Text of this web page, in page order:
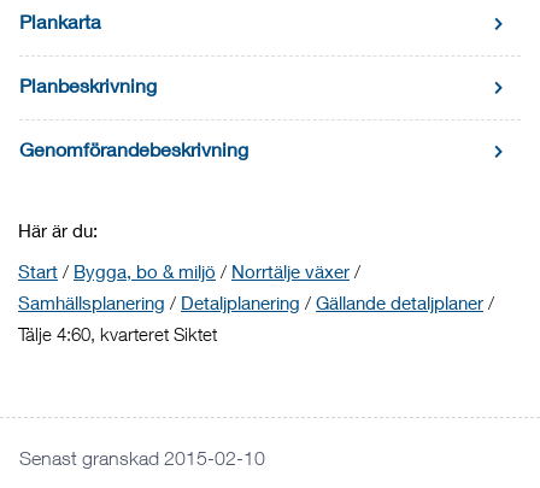
Plankarta
Planbeskrivning
Genomförandebeskrivning
Här är du:
Start / Bygga, bo & miljö / Norrtälje växer /
Samhällsplanering / Detaljplanering / Gällande detaljplaner /
Tälje 4:60, kvarteret Siktet
Senast granskad 2015-02-10